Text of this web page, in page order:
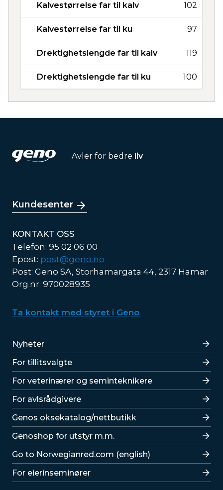
Kalvestørrelse far til kalv 102
Kalvestørrelse far til ku 97
Drektighetslengde far til kalv 119
Drektighetslengde far til ku 100
Avler for bedre liv
Kundesenter
KONTAKT OSS
Telefon: 95 02 06 00
Epost: post@geno.no
Post: Geno SA, Storhamargata 44, 2317 Hamar
Org.nr: 970028935
Ta kontakt med styret i Geno
Lenker
Nyheter
For tillitsvalgte
For veterinærer og seminteknikere
For avlsrådgivere
Lenker
Genos oksekatalog/nettbutikk
Genoshop for utstyr m.m.
Go to Norwegianred.com (english)
For eierinseminører